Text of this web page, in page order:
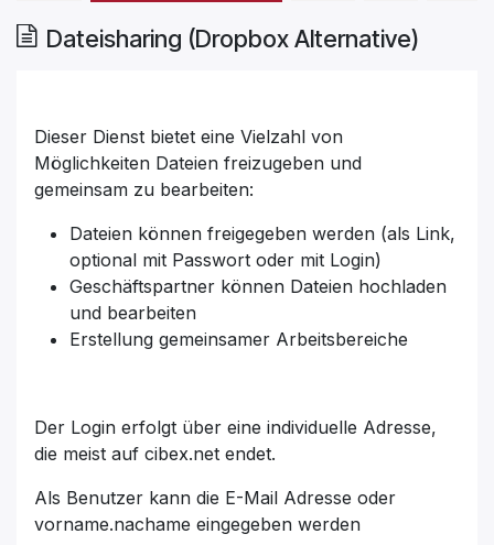
Dateisharing (Dropbox Alternative)
Dieser Dienst bietet eine Vielzahl von
Möglichkeiten Dateien freizugeben und
gemeinsam zu bearbeiten:
Dateien können freigegeben werden (als Link,
optional mit Passwort oder mit Login)
Geschäftspartner können Dateien hochladen
und bearbeiten
Erstellung gemeinsamer Arbeitsbereiche
Der Login erfolgt über eine individuelle Adresse,
die meist auf cibex.net endet.
Als Benutzer kann die E-Mail Adresse oder
vorname.nachame eingegeben werden